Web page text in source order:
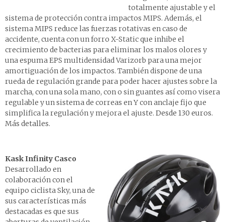
totalmente ajustable y el
sistema de protección contra impactos MIPS. Además, el
sistema MIPS reduce las fuerzas rotativas en caso de
accidente, cuenta con un forro X-Static que inhibe el
crecimiento de bacterias para eliminar los malos olores y
una espuma EPS multidensidad Varizorb para una mejor
amortiguación de los impactos. También dispone de una
rueda de regulación grande para poder hacer ajustes sobre la
marcha, con una sola mano, con o sin guantes así como visera
regulable y un sistema de correas en Y con anclaje fijo que
simplifica la regulación y mejora el ajuste. Desde 130 euros.
Más detalles.
Kask Infinity Casco
Desarrollado en
colaboración con el
equipo ciclista Sky, una de
sus características más
destacadas es que sus